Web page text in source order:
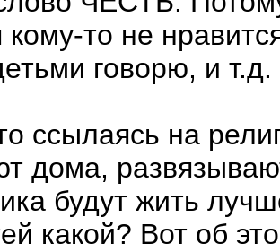
кому-то не
говорю, и т.д.
ссылаясь на
дома,
будут жить
какой? Вот об